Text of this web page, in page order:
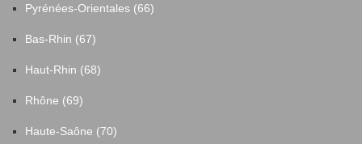
Pyrénées-Orientales (66)
Bas-Rhin (67)
Haut-Rhin (68)
Rhône (69)
Haute-Saône (70)